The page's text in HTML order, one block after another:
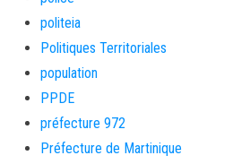
politeia
Politiques Territoriales
population
PPDE
préfecture 972
Préfecture de Martinique